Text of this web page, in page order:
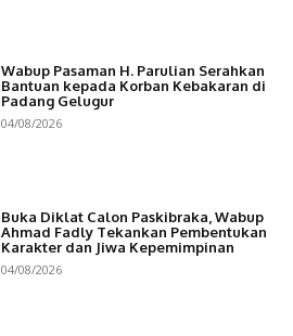
Wabup Pasaman H. Parulian Serahkan
Bantuan kepada Korban Kebakaran di
Padang Gelugur
04/08/2026
Buka Diklat Calon Paskibraka, Wabup
Ahmad Fadly Tekankan Pembentukan
Karakter dan Jiwa Kepemimpinan
04/08/2026